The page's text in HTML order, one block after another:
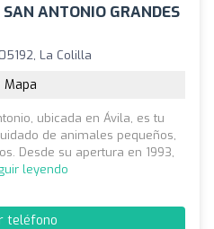
ANTONIO GRANDES
La Colilla
Mapa
ubicada en Ávila, es tu
de animales pequeños,
Desde su apertura en 1993,
leyendo
teléfono